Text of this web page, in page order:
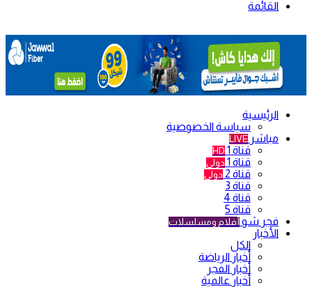
القائمة
الرئيسية
سياسة الخصوصية
مباشر LIVE
قناة 1 HD
قناة 1 دولي
قناة 2 دولي
قناة 3
قناة 4
قناة 5
فجر شو أفلام ومسلسلات
الأخبار
الكل
أخبار الرياضة
أخبار الفجر
أخبار عالمية